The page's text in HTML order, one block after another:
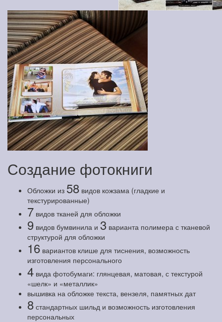
Создание фотокниги
Обложки из 58 видов кожзама (гладкие и
текстурированные)
7 видов тканей для обложки
9 видов бумвинила и 3 варианта полимера с тканевой
структурой для обложки
16 вариантов клише для тиснения, возможность
изготовления персонального
4 вида фотобумаги: глянцевая, матовая, с текстурой
«шелк» и «металлик»
вышивка на обложке текста, вензеля, памятных дат
8 стандартных шильд и возможность изготовления
персональных